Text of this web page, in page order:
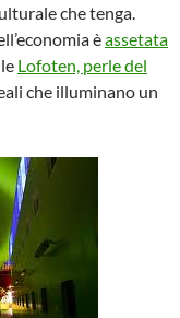
che tenga.
èassetata
Lofoten, perle del
che illuminano un